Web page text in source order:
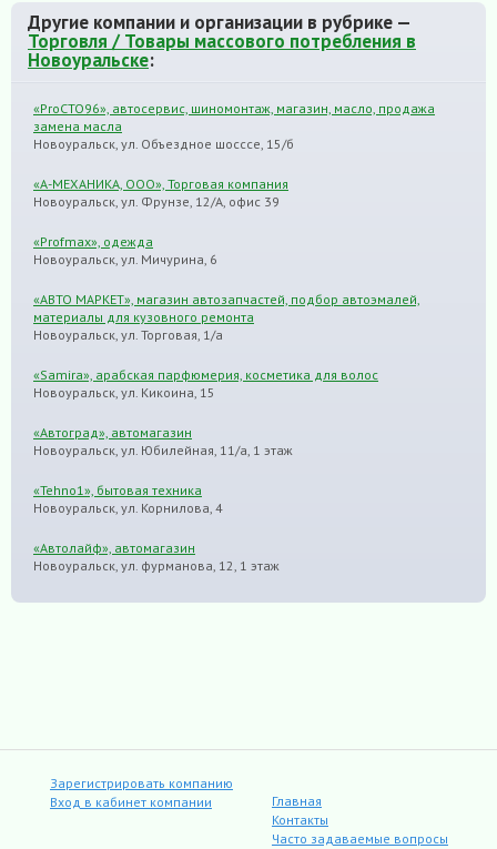
Другие компании и организации в рубрике —
Торговля / Товары массового потребления в
Новоуральске:
«ProCTO96», автосервис, шиномонтаж, магазин, масло, продажа
замена масла
Новоуральск, ул. Объездное шосссе, 15/б
«А-МЕХАНИКА, ООО», Торговая компания
Новоуральск, ул. Фрунзе, 12/А, офис 39
«Profmax», одежда
Новоуральск, ул. Мичурина, 6
«АВТО МАРКЕТ», магазин автозапчастей, подбор автоэмалей,
материалы для кузовного ремонта
Новоуральск, ул. Торговая, 1/а
«Samira», арабская парфюмерия, косметика для волос
Новоуральск, ул. Кикоина, 15
«Автоград», автомагазин
Новоуральск, ул. Юбилейная, 11/а, 1 этаж
«Tehno1», бытовая техника
Новоуральск, ул. Корнилова, 4
«Автолайф», автомагазин
Новоуральск, ул. фурманова, 12, 1 этаж
Зарегистрировать компанию
Вход в кабинет компании
Главная
Контакты
Часто задаваемые вопросы